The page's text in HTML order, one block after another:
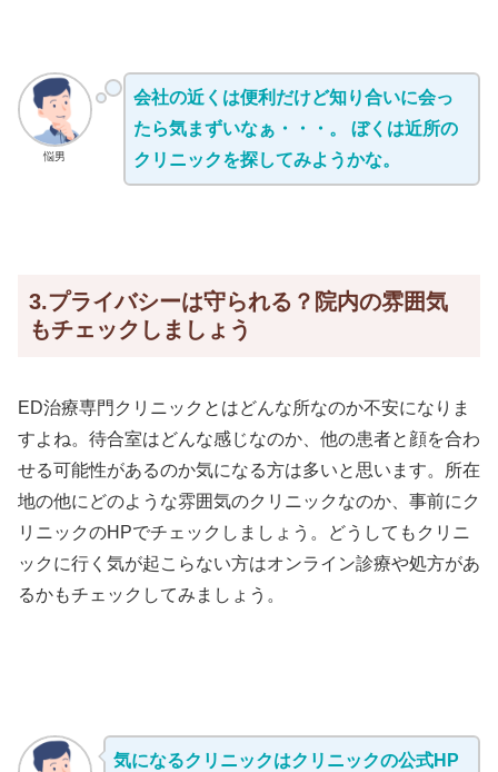
悩男
会社の近くは便利だけど知り合いに会っ
たら気まずいなぁ・・・。 ぼくは近所の
クリニックを探してみようかな。
3.プライバシーは守られる？院内の雰囲気
もチェックしましょう
ED治療専門クリニックとはどんな所なのか不安になりま
すよね。待合室はどんな感じなのか、他の患者と顔を合わ
せる可能性があるのか気になる方は多いと思います。所在
地の他にどのような雰囲気のクリニックなのか、事前にク
リニックのHPでチェックしましょう。どうしてもクリニ
ックに行く気が起こらない方はオンライン診療や処方があ
るかもチェックしてみましょう。
気になるクリニックはクリニックの公式HP